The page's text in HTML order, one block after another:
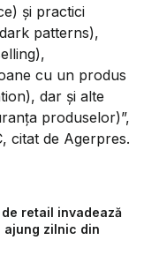
şi practici
patterns),
cu un produs
dar şi alte
produselor)”,
citat de Agerpres.
retail invadează
ajung zilnic din